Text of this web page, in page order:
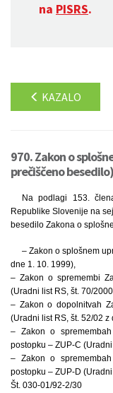
na PISRS.
KAZALO
970. Zakon o
prečiščeno
Na podlagi 153.
Republike Slovenije na
besedilo Zakona o
– Zakon o splošnem
dne 1. 10. 1999),
– Zakon o spremembi
(Uradni list RS, št. 70/
– Zakon o dopolnitvah
(Uradni list RS, št. 52/02 z
– Zakon o
postopku – ZUP-C
– Zakon o
postopku – ZUP-D
Št. 030-01/92-2/30